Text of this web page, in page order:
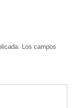
Los campos